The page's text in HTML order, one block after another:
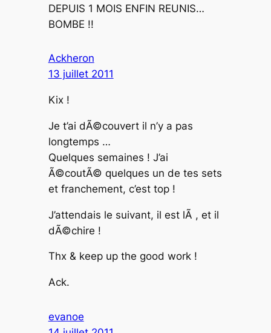
DEPUIS 1 MOIS ENFIN REUNIS…
BOMBE !!
Ackheron
13 juillet 2011
Kix !
Je t’ai dÃ©couvert il n’y a pas
longtemps …
Quelques semaines ! J’ai
Ã©coutÃ© quelques un de tes sets
et franchement, c’est top !
J’attendais le suivant, il est lÃ , et il
dÃ©chire !
Thx & keep up the good work !
Ack.
evanoe